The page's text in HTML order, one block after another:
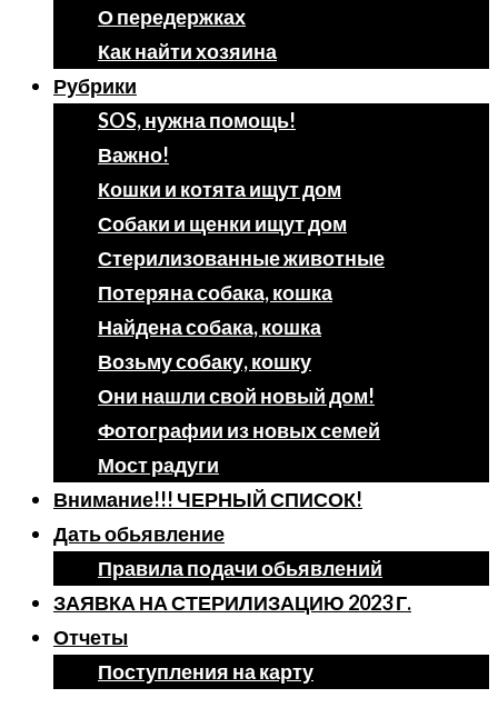
О передержках
Как найти хозяина
Рубрики
SOS, нужна помощь!
Важно!
Кошки и котята ищут дом
Собаки и щенки ищут дом
Стерилизованные животные
Потеряна собака, кошка
Найдена собака, кошка
Возьму собаку, кошку
Они нашли свой новый дом!
Фотографии из новых семей
Мост радуги
Внимание!!! ЧЕРНЫЙ СПИСОК!
Дать обьявление
Правила подачи обьявлений
ЗАЯВКА НА СТЕРИЛИЗАЦИЮ 2023 Г.
Отчеты
Поступления на карту